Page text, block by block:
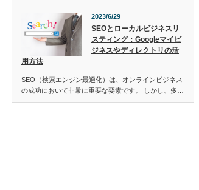
2023/6/29
SEOとローカルビジネスリ
スティング：Googleマイビ
ジネスやディレクトリの活
用方法
SEO（検索エンジン最適化）は、オンラインビジネス
の成功において非常に重要な要素です。 しかし、多…